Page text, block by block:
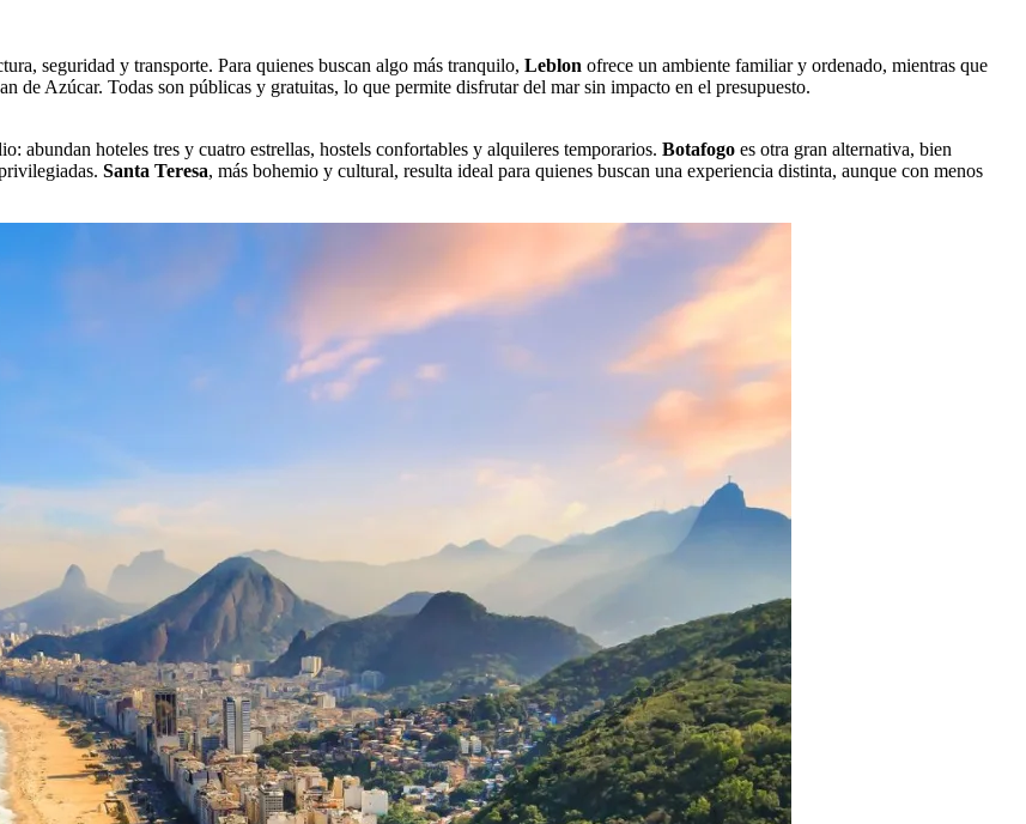
seguridad y transporte. Para quienes buscan algo más tranquilo, Leblon ofrece un ambiente familiar y ordenado, mientras que
de Azúcar. Todas son públicas y gratuitas, lo que permite disfrutar del mar sin impacto en el presupuesto.
abundan hoteles tres y cuatro estrellas, hostels confortables y alquileres temporarios. Botafogo es otra gran alternativa, bien
Santa Teresa, más bohemio y cultural, resulta ideal para quienes buscan una experiencia distinta, aunque con menos